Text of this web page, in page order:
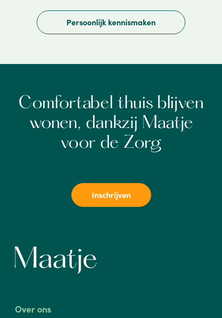
Persoonlijk kennismaken
Comfortabel thuis blijven
wonen, dankzij Maatje
voor de Zorg
Inschrijven
Over ons